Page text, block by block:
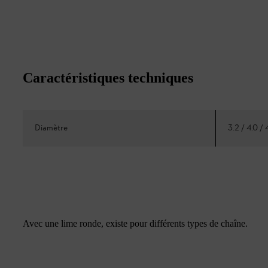
Caractéristiques techniques
Diamètre 3.2 / 4.0 /
Avec une lime ronde, existe pour différents types de chaîne.